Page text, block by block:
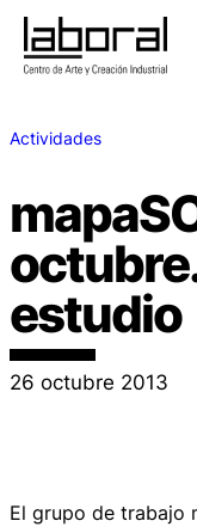
Actividades
estudio
26 octubre 2013
El grupo de trabajo